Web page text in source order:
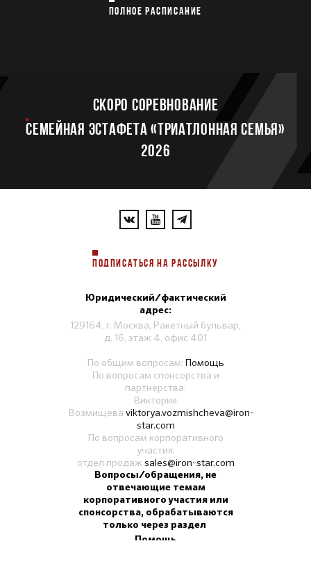
ПОЛНОЕ РАСПИСАНИЕ
Скоро соревнование
Семейная эстафета «Триатлонная семья»
2026
ПОДПИСАТЬСЯ НА РАССЫЛКУ
Юридический/фактический
адрес:
129164, г. Москва, Ракетный бульвар,
д. 16, этаж 4, офис 401
По общим вопросам: Помощь
По вопросам спонсорства и
партнерства:
Виктория
Возмищева viktorya.vozmishcheva@iron-
star.com
По вопросам корпоративного
участия:
отдел продаж sales@iron-star.com
Вопросы/обращения, не
отвечающие темам
корпоративного участия или
спонсорства, обрабатываются
только через раздел
Помощь